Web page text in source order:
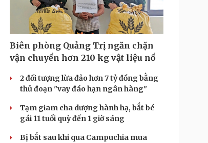
Biên phòng Quảng Trị ngăn chặn
vận chuyển hơn 210 kg vật liệu nổ
2 đối tượng lừa đảo hơn 7 tỷ đồng bằng
thủ đoạn "vay đáo hạn ngân hàng"
Tạm giam cha dượng hành hạ, bắt bé
gái 11 tuổi quỳ đến 1 giờ sáng
Bị bắt sau khi qua Campuchia mua